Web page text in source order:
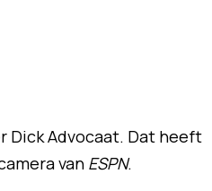
Dick Advocaat. Dat heeft
van ESPN.